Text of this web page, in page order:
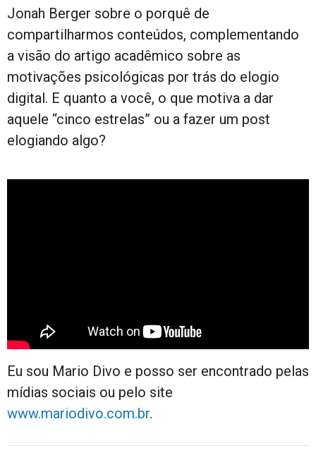
Jonah Berger sobre o porquê de
compartilharmos conteúdos, complementando
a visão do artigo acadêmico sobre as
motivações psicológicas por trás do elogio
digital. E quanto a você, o que motiva a dar
aquele “cinco estrelas” ou a fazer um post
elogiando algo?
Eu sou Mario Divo e posso ser encontrado pelas
mídias sociais ou pelo site
www.mariodivo.com.br.